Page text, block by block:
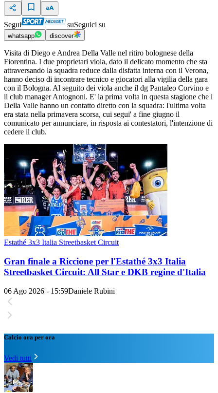
Segui suSeguici su
whatsapp discover
Visita di Diego e Andrea Della Valle nel ritiro bolognese della
Fiorentina. I due proprietari viola, dato il delicato momento che sta
attraversando la squadra reduce dalla disfatta interna con il Verona,
hanno deciso di incontrare tecnico e giocatori alla vigilia della gara
con il Bologna. Al seguito dei viola anche il dg Pantaleo Corvino e
il club manager Antognoni. E' la prima volta in questa stagione che i
Della Valle hanno un contatto diretto con la squadra: l'ultima volta
era stata nella primavera scorsa, cui segui' a fine giugno il
comunicato per annunciare, in risposta ai contestatori, l'intenzione di
cedere il club.
Estathé 3x3 Italia Streetbasket Circuit
Gran finale a Riccione per l'Estathé 3x3 Italia
Streetbasket Circuit: All Star e DKB regine d'Italia
06 Ago 2026 - 15:59Daniele Rubini
Calcio ora per ora
Vedi tutti